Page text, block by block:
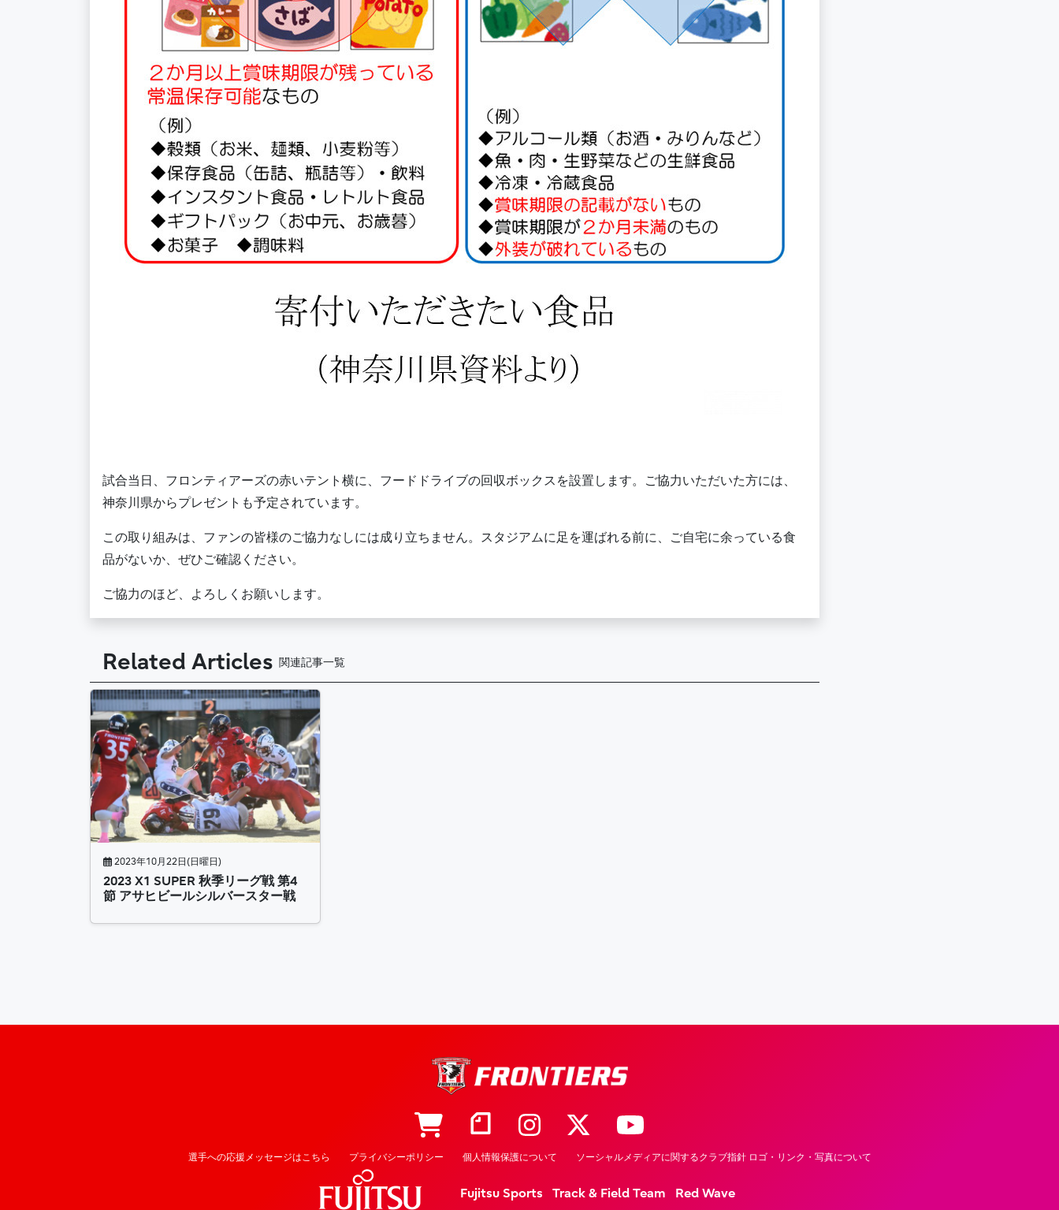
試合当日、フロンティアーズの赤いテント横に、フードドライブの回収ボックスを設置します。ご協力いただいた方には、
神奈川県からプレゼントも予定されています。
この取り組みは、ファンの皆様のご協力なしには成り立ちません。スタジアムに足を運ばれる前に、ご自宅に余っている食
品がないか、ぜひご確認ください。
ご協力のほど、よろしくお願いします。
Related Articles 関連記事一覧
2023年10月22日(日曜日)
2023 X1 SUPER 秋季リーグ戦 第4
節 アサヒビールシルバースター戦
選手への応援メッセージはこちら プライバシーポリシー 個人情報保護について ソーシャルメディアに関するクラブ指針 ロゴ・リンク・写真について
Fujitsu Sports Track & Field Team Red Wave